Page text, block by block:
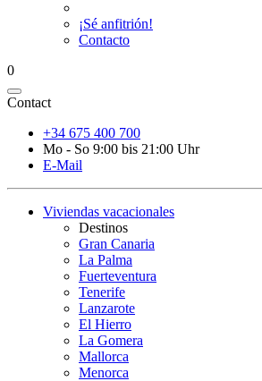
¡Sé anfitrión!
Contacto
0
Contact
+34 675 400 700
Mo - So 9:00 bis 21:00 Uhr
E-Mail
Viviendas vacacionales
Destinos
Gran Canaria
La Palma
Fuerteventura
Tenerife
Lanzarote
El Hierro
La Gomera
Mallorca
Menorca